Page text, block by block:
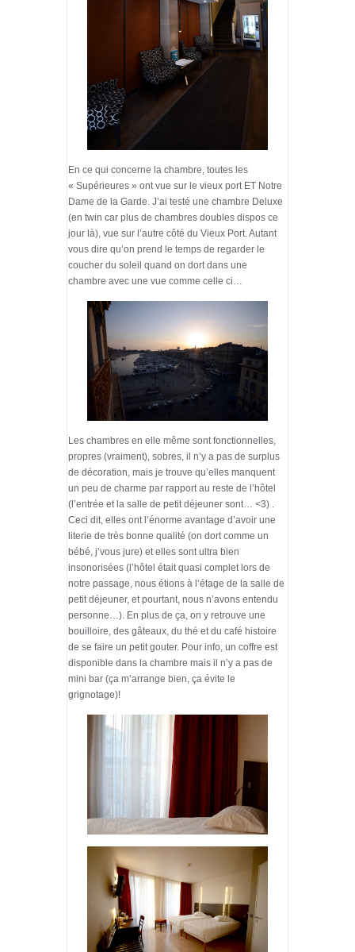
En ce qui concerne la chambre, toutes les
« Supérieures » ont vue sur le vieux port ET Notre
Dame de la Garde. J’ai testé une chambre Deluxe
(en twin car plus de chambres doubles dispos ce
jour là), vue sur l’autre côté du Vieux Port. Autant
vous dire qu’on prend le temps de regarder le
coucher du soleil quand on dort dans une
chambre avec une vue comme celle ci…
Les chambres en elle même sont fonctionnelles,
propres (vraiment), sobres, il n’y a pas de surplus
de décoration, mais je trouve qu’elles manquent
un peu de charme par rapport au reste de l’hôtel
(l’entrée et la salle de petit déjeuner sont… <3) .
Ceci dit, elles ont l’énorme avantage d’avoir une
literie de très bonne qualité (on dort comme un
bébé, j’vous jure) et elles sont ultra bien
insonorisées (l’hôtel était quasi complet lors de
notre passage, nous étions à l’étage de la salle de
petit déjeuner, et pourtant, nous n’avons entendu
personne…). En plus de ça, on y retrouve une
bouilloire, des gâteaux, du thé et du café histoire
de se faire un petit gouter. Pour info, un coffre est
disponible dans la chambre mais il n’y a pas de
mini bar (ça m’arrange bien, ça évite le
grignotage)!